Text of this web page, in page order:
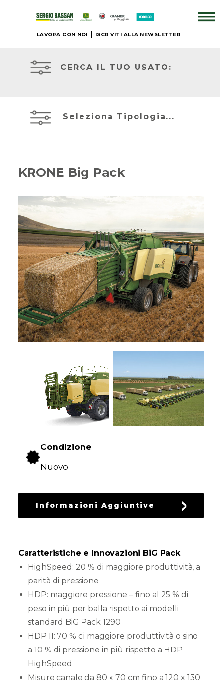
LAVORA CON NOI ISCRIVITI ALLA NEWSLETTER
NUOVO
USATO
NOLEGGIO
PROMOZIONI
SERVIZI
CONTATTI
CERCA IL TUO USATO:
Seleziona Tipologia...
KRONE Big Pack
Condizione
Nuovo
Informazioni Aggiuntive
Caratteristiche e Innovazioni BiG Pack
HighSpeed: 20 % di maggiore produttività, a
parità di pressione
HDP: maggiore pressione – fino al 25 % di
peso in più per balla rispetto ai modelli
standard BiG Pack 1290
HDP II: 70 % di maggiore produttività o sino
a 10 % di pressione in più rispetto a HDP
HighSpeed
Misure canale da 80 x 70 cm fino a 120 x 130
ATTREZZATURE
CONSEGNA
MIETITREBBIE
TRINCE
SEMOVENTI
MACCHINE
PER
LA
FIENAGIONE
SOLLEVATORI
MACCHINE
MOVIMENTO
TERRA
DEL
TERRENO
PROTEZIONE
DELLE
CULTURE